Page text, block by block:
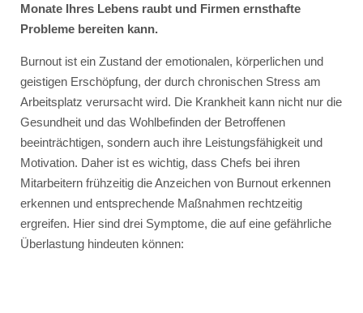
Monate Ihres Lebens raubt und Firmen ernsthafte
Probleme bereiten kann.
Burnout ist ein Zustand der emotionalen, körperlichen und
geistigen Erschöpfung, der durch chronischen Stress am
Arbeitsplatz verursacht wird. Die Krankheit kann nicht nur die
Gesundheit und das Wohlbefinden der Betroffenen
beeinträchtigen, sondern auch ihre Leistungsfähigkeit und
Motivation. Daher ist es wichtig, dass Chefs bei ihren
Mitarbeitern frühzeitig die Anzeichen von Burnout erkennen
erkennen und entsprechende Maßnahmen rechtzeitig
ergreifen. Hier sind drei Symptome, die auf eine gefährliche
Überlastung hindeuten können: